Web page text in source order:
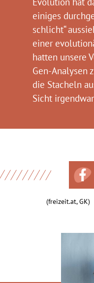
einiges
schlicht“
einer
hatten unsere
Gen-Analysen
die Stacheln
Sicht
(freizeit.at,